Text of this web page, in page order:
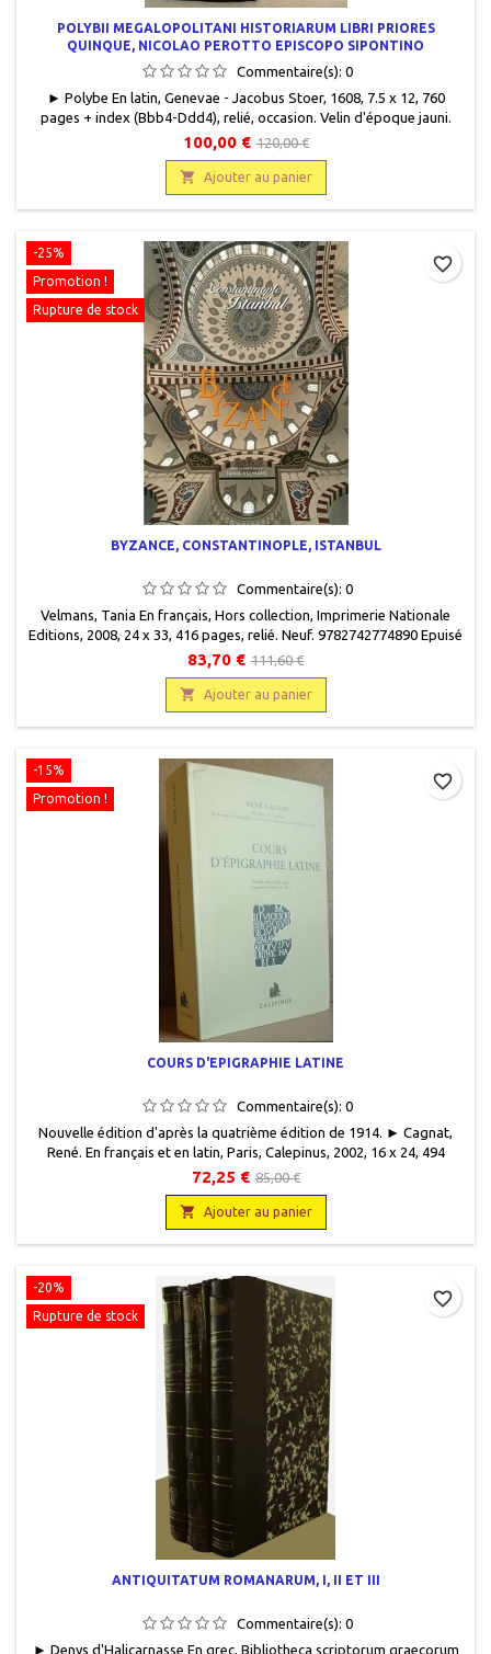
POLYBII MEGALOPOLITANI HISTORIARUM LIBRI PRIORES
QUINQUE, NICOLAO PEROTTO EPISCOPO SIPONTINO
INTERPRETE
Commentaire(s): 0
► Polybe En latin, Genevae - Jacobus Stoer, 1608, 7.5 x 12, 760
pages + index (Bbb4-Ddd4), relié, occasion. Velin d'époque jauni.
Lacets en haut et bas de dos. Titre manuscrit encre noire au dos.
Bandeaux de début de chapitre, quelques lettrines, culs de lampe.
Rousseurs surtout en haut de page sur certaines pages, moins
marqués dans le texte.
100,00 € 120,00 €
 Ajouter au panier
-25%
Promotion !
Rupture de stock
BYZANCE, CONSTANTINOPLE, ISTANBUL
Commentaire(s): 0
Velmans, Tania En français, Hors collection, Imprimerie Nationale
Editions, 2008, 24 x 33, 416 pages, relié. Neuf. 9782742774890 Epuisé
83,70 € 111,60 €
 Ajouter au panier
favorite_border
-15%
Promotion !
COURS D'EPIGRAPHIE LATINE
Commentaire(s): 0
Nouvelle édition d'après la quatrième édition de 1914. ► Cagnat,
René. En français et en latin, Paris, Calepinus, 2002, 16 x 24, 494
pages, relié, occasion.Papier bouffant 90 gr, cahiers cousus, reliure
Intégra. Haut du dos enfoncé dû au transport. Intérieur en parfait
état.9782951775909
72,25 € 85,00 €
 Ajouter au panier
favorite_border
-20%
Rupture de stock
ANTIQUITATUM ROMANARUM, I, II ET III
Commentaire(s): 0
► Denys d'Halicarnasse En grec, Bibliotheca scriptorum graecorum
favorite_border